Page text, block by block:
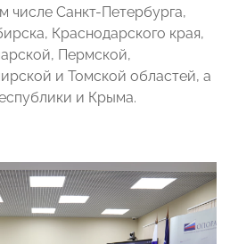
числе Санкт-Петербурга,
Краснодарского края,
Пермской,
и Томской областей, а
и Крыма.